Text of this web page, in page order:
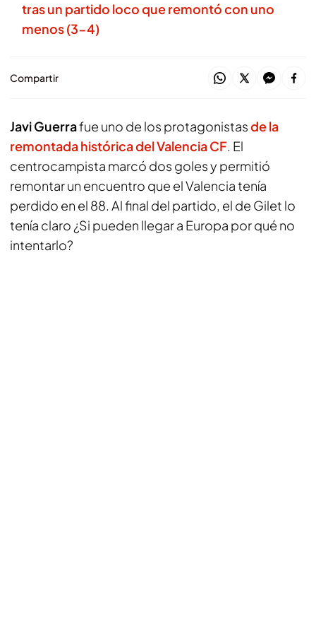
tras un partido loco que remontó con uno
menos (3-4)
Compartir
Javi Guerrafue uno de los protagonistasde la
remontada histórica del Valencia CF. El
centrocampista marcó dos goles y permitió
remontar un encuentro que el Valencia tenía
perdido en el 88. Al final del partido, el de Gilet lo
tenía claro ¿Si pueden llegar a Europa por qué no
intentarlo?